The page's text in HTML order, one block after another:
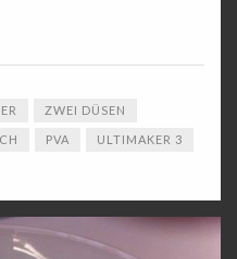
ZWEI DÜSEN
PVA ULTIMAKER 3